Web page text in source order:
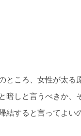
ところ、女性が太る
暗しと言うべきか、
結すると言ってよい